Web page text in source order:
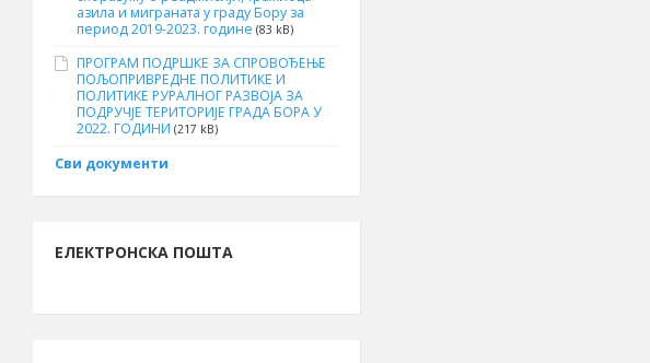
азила и миграната у граду Бору за
период 2019-2023. године (83 kB)
ПРОГРАМ ПОДРШКЕ ЗА СПРОВОЂЕЊЕ
ПОЉОПРИВРЕДНЕ ПОЛИТИКЕ И
ПОЛИТИКЕ РУРАЛНОГ РАЗВОЈА ЗА
ПОДРУЧЈЕ ТЕРИТОРИЈЕ ГРАДА БОРА У
2022. ГОДИНИ (217 kB)
Сви документи
ЕЛЕКТРОНСКА ПОШТА